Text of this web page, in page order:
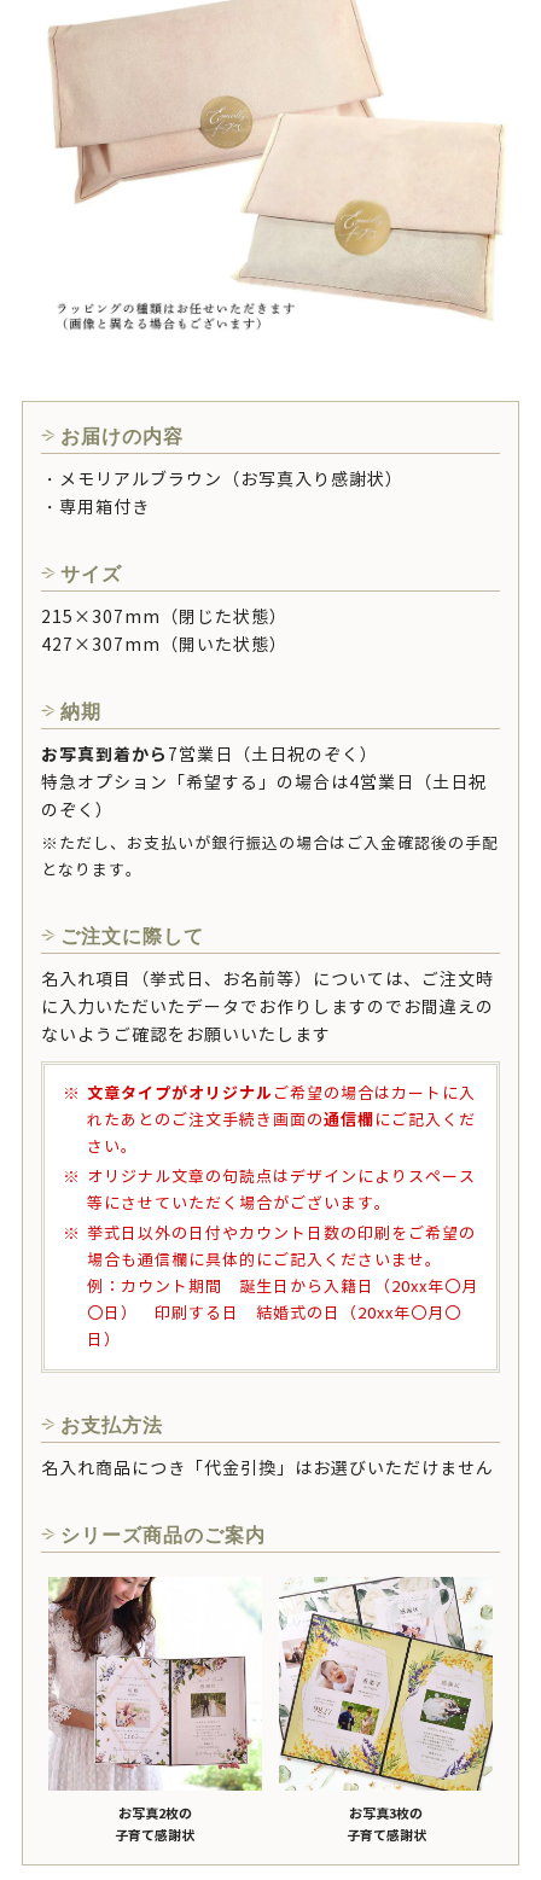
お届けの内容
・メモリアルブラウン（お写真入り感謝状）
・専用箱付き
サイズ
215×307mm（閉じた状態）
427×307mm（開いた状態）
納期
お写真到着から 7営業日（土日祝のぞく）
特急オプション「希望する」の場合は4営業日（土日祝
のぞく）
※ただし、お支払いが銀行振込の場合はご入金確認後の手配
となります。
ご注文に際して
名入れ項目（挙式日、お名前等）については、ご注文時
に入力いただいたデータでお作りしますのでお間違えの
ないようご確認をお願いいたします
文章タイプがオリジナル ご希望の場合はカートに入
れたあとのご注文手続き画面の通信欄 にご記入くだ
さい。
オリジナル文章の句読点はデザインによりスペース
等にさせていただく場合がございます。
挙式日以外の日付やカウント日数の印刷をご希望の
場合も通信欄に具体的にご記入くださいませ。
例：カウント期間 誕生日から入籍日（20xx年〇月
〇日） 印刷する日 結婚式の日（20xx年〇月〇
日）
お支払方法
名入れ商品につき「代金引換」はお選びいただけません
シリーズ商品のご案内
お写真2枚の
子育て感謝状
お写真3枚の
子育て感謝状